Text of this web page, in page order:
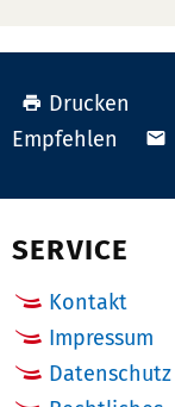
Drucken
Empfehlen
SERVICE
Kontakt
Impressum
Datenschutz